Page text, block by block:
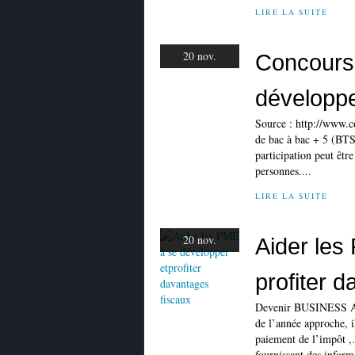
LIRE LA SUITE
20 nov.
Source : http://
de bac à bac + 5
participation peut
personnes....
LIRE LA SUITE
20 nov.
Aider les
profiter
Devenir BUSINESS
de l’année
paiement de l’impôt